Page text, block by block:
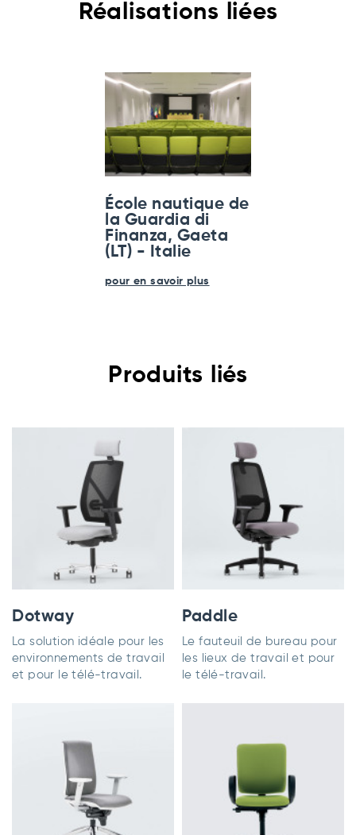
Réalisations liées
École nautique de
la Guardia di
Finanza, Gaeta
(LT) - Italie
pour en savoir plus
Produits liés
Dotway
La solution idéale pour les
environnements de travail
et pour le télé-travail.
Paddle
Le fauteuil de bureau pour
les lieux de travail et pour
le télé-travail.